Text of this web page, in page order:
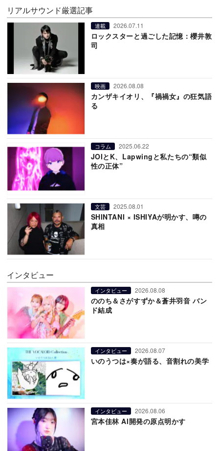
リアルサウンド厳選記事
連載 2026.07.11
ロックスターと過ごした記憶：櫻井敦
司
映画 2026.08.08
カンザキイオリ、『禍禍女』の狂気語
る
コラム 2025.06.22
JOIとK、Lapwingと私たちの“類似
性の正体”
文芸 2025.08.01
SHINTANI × ISHIYAが明かす、噂の
真相
インタビュー
インタビュー 2026.08.08
ののち＆さがすずか＆蒼井羽音 バン
ド結成
インタビュー 2026.08.07
いのうつは×奏が語る、音割れの美学
インタビュー 2026.08.06
宮本佳林 AI開発の原点明かす